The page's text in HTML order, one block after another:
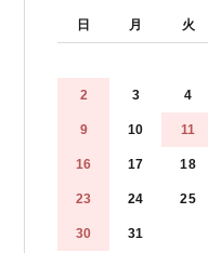
日 月 火
2 3 4
9 10 11
16 17 18
23 24 25
30 31